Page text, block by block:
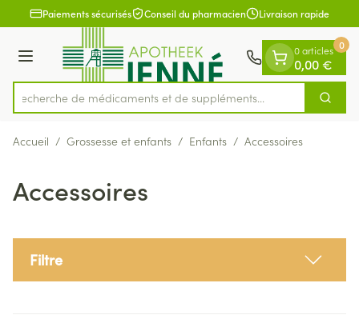
Aller au contenu
1 de 1
Paiements sécurisés Conseil du pharmacien Livraison rapide
Menu
Rechercher
Recherche de médicaments et de
0 articles
0,00 €
0
Accueil / Grossesse et enfants / Enfants / Accessoires
Accessoires
Filtre